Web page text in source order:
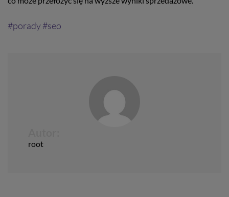
porady seo
root